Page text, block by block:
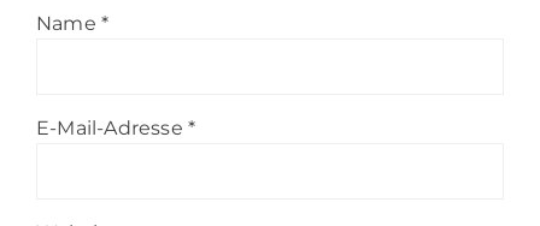
Name *
E-Mail-Adresse *